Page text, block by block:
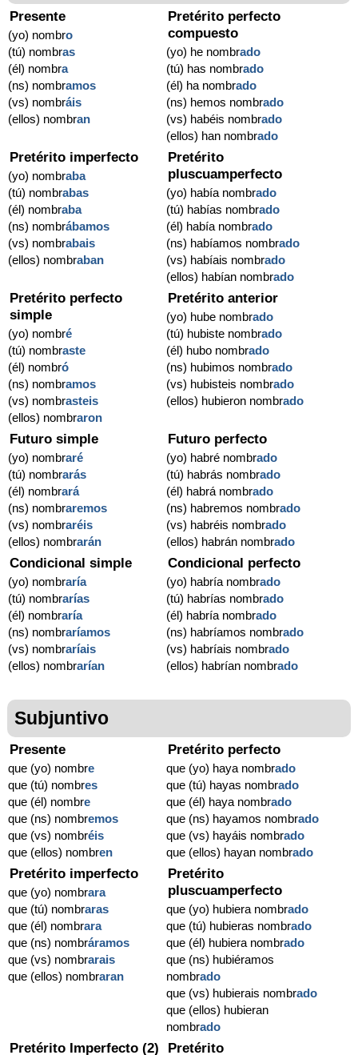
Presente
(yo) nombro
(tú) nombras
(él) nombra
(ns) nombramos
(vs) nombráis
(ellos) nombran
Pretérito perfecto
compuesto
(yo) he nombrado
(tú) has nombrado
(él) ha nombrado
(ns) hemos nombrado
(vs) habéis nombrado
(ellos) han nombrado
Pretérito imperfecto
(yo) nombraba
(tú) nombrabas
(él) nombraba
(ns) nombrábamos
(vs) nombrabais
(ellos) nombraban
Pretérito
pluscuamperfecto
(yo) había nombrado
(tú) habías nombrado
(él) había nombrado
(ns) habíamos nombrado
(vs) habíais nombrado
(ellos) habían nombrado
Pretérito perfecto
simple
(yo) nombré
(tú) nombraste
(él) nombró
(ns) nombramos
(vs) nombrasteis
(ellos) nombraron
Pretérito anterior
(yo) hube nombrado
(tú) hubiste nombrado
(él) hubo nombrado
(ns) hubimos nombrado
(vs) hubisteis nombrado
(ellos) hubieron nombrado
Futuro simple
(yo) nombraré
(tú) nombrarás
(él) nombrará
(ns) nombraremos
(vs) nombraréis
(ellos) nombrarán
Futuro perfecto
(yo) habré nombrado
(tú) habrás nombrado
(él) habrá nombrado
(ns) habremos nombrado
(vs) habréis nombrado
(ellos) habrán nombrado
Condicional simple
(yo) nombraría
(tú) nombrarías
(él) nombraría
(ns) nombraríamos
(vs) nombraríais
(ellos) nombrarían
Condicional perfecto
(yo) habría nombrado
(tú) habrías nombrado
(él) habría nombrado
(ns) habríamos nombrado
(vs) habríais nombrado
(ellos) habrían nombrado
Subjuntivo
Presente
que (yo) nombre
que (tú) nombres
que (él) nombre
que (ns) nombremos
que (vs) nombréis
que (ellos) nombren
Pretérito perfecto
que (yo) haya nombrado
que (tú) hayas nombrado
que (él) haya nombrado
que (ns) hayamos nombrado
que (vs) hayáis nombrado
que (ellos) hayan nombrado
Pretérito imperfecto
que (yo) nombrara
que (tú) nombraras
que (él) nombrara
que (ns) nombráramos
que (vs) nombrarais
que (ellos) nombraran
Pretérito
pluscuamperfecto
que (yo) hubiera nombrado
que (tú) hubieras nombrado
que (él) hubiera nombrado
que (ns) hubiéramos
nombrado
que (vs) hubierais nombrado
que (ellos) hubieran
nombrado
Pretérito Imperfecto (2) Pretérito